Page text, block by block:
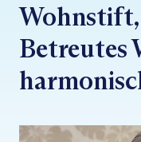
Betreutes